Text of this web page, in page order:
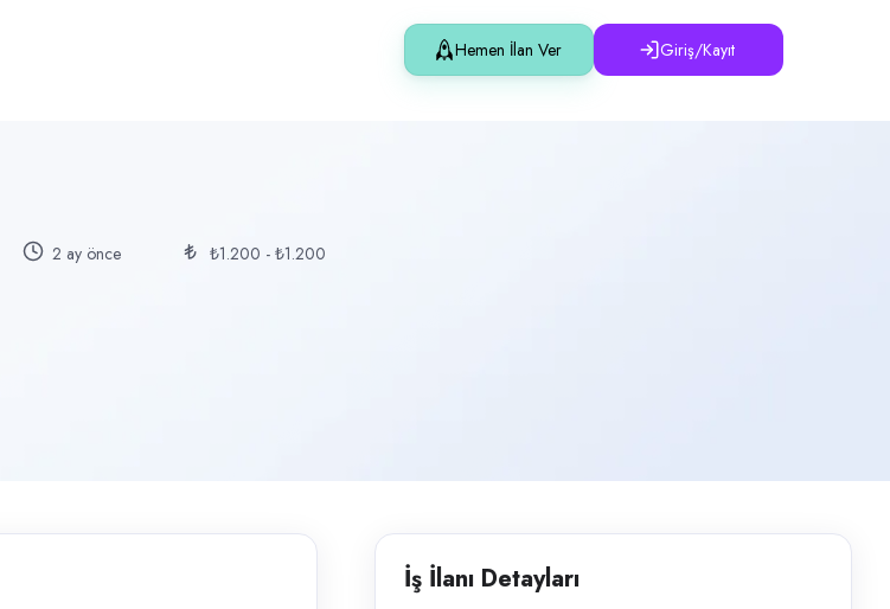
Hemen İlan Ver Giriş/Kayıt
2 ay önce ₺1.200 - ₺1.200
İş İlanı Detayları